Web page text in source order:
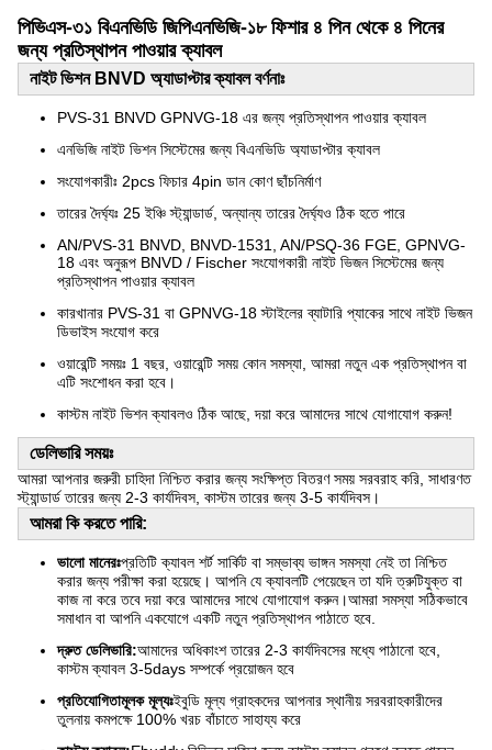
পিভিএস-৩১ বিএনভিডি জিপিএনভিজি-১৮ ফিশার ৪ পিন থেকে ৪ পিনের
জন্য প্রতিস্থাপন পাওয়ার ক্যাবল
নাইট ভিশন BNVD অ্যাডাপ্টার ক্যাবল বর্ণনাঃ
PVS-31 BNVD GPNVG-18 এর জন্য প্রতিস্থাপন পাওয়ার ক্যাবল
এনভিজি নাইট ভিশন সিস্টেমের জন্য বিএনভিডি অ্যাডাপ্টার ক্যাবল
সংযোগকারীঃ 2pcs ফিচার 4pin ডান কোণ ছাঁচনির্মাণ
তারের দৈর্ঘ্যঃ 25 ইঞ্চি স্ট্যান্ডার্ড, অন্যান্য তারের দৈর্ঘ্যও ঠিক হতে পারে
AN/PVS-31 BNVD, BNVD-1531, AN/PSQ-36 FGE, GPNVG-
18 এবং অনুরূপ BNVD / Fischer সংযোগকারী নাইট ভিজন সিস্টেমের জন্য
প্রতিস্থাপন পাওয়ার ক্যাবল
কারখানার PVS-31 বা GPNVG-18 স্টাইলের ব্যাটারি প্যাকের সাথে নাইট ভিজন
ডিভাইস সংযোগ করে
ওয়ারেন্টি সময়ঃ 1 বছর, ওয়ারেন্টি সময় কোন সমস্যা, আমরা নতুন এক প্রতিস্থাপন বা
এটি সংশোধন করা হবে।
কাস্টম নাইট ভিশন ক্যাবলও ঠিক আছে, দয়া করে আমাদের সাথে যোগাযোগ করুন!
ডেলিভারি সময়ঃ
আমরা আপনার জরুরী চাহিদা নিশ্চিত করার জন্য সংক্ষিপ্ত বিতরণ সময় সরবরাহ করি, সাধারণত
স্ট্যান্ডার্ড তারের জন্য 2-3 কার্যদিবস, কাস্টম তারের জন্য 3-5 কার্যদিবস।
আমরা কি করতে পারি:
ভালো মানেরঃপ্রতিটি ক্যাবল শর্ট সার্কিট বা সম্ভাব্য ভাঙ্গন সমস্যা নেই তা নিশ্চিত
করার জন্য পরীক্ষা করা হয়েছে। আপনি যে ক্যাবলটি পেয়েছেন তা যদি ত্রুটিযুক্ত বা
কাজ না করে তবে দয়া করে আমাদের সাথে যোগাযোগ করুন।আমরা সমস্যা সঠিকভাবে
সমাধান বা আপনি একযোগে একটি নতুন প্রতিস্থাপন পাঠাতে হবে.
দ্রুত ডেলিভারি:আমাদের অধিকাংশ তারের 2-3 কার্যদিবসের মধ্যে পাঠানো হবে,
কাস্টম ক্যাবল 3-5days সম্পর্কে প্রয়োজন হবে
প্রতিযোগিতামূলক মূল্যঃইবুডি মূল্য গ্রাহকদের আপনার স্থানীয় সরবরাহকারীদের
তুলনায় কমপক্ষে 100% খরচ বাঁচাতে সাহায্য করে